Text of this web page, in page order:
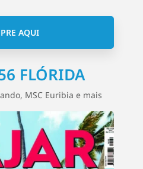
AQUI
FLÓRIDA
MSC Euribia e mais